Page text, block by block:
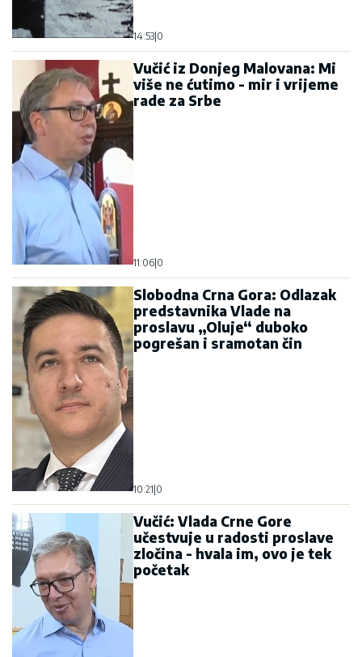
14:53 0
Vučić iz Donjeg Malovana: Mi
više ne ćutimo - mir i vrijeme
rade za Srbe
11:06 0
Slobodna Crna Gora: Odlazak
predstavnika Vlade na
proslavu „Oluje“ duboko
pogrešan i sramotan čin
10:21 0
Vučić: Vlada Crne Gore
učestvuje u radosti proslave
zločina - hvala im, ovo je tek
početak